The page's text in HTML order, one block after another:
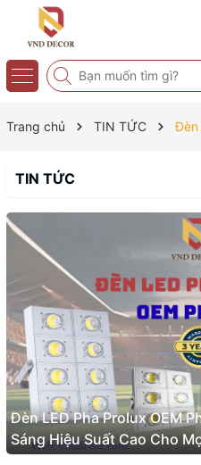
Trang chủ TIN TỨC Đèn
TIN TỨC
Đèn LED Pha Prolux OEM
Sáng Hiệu Suất Cao Cho